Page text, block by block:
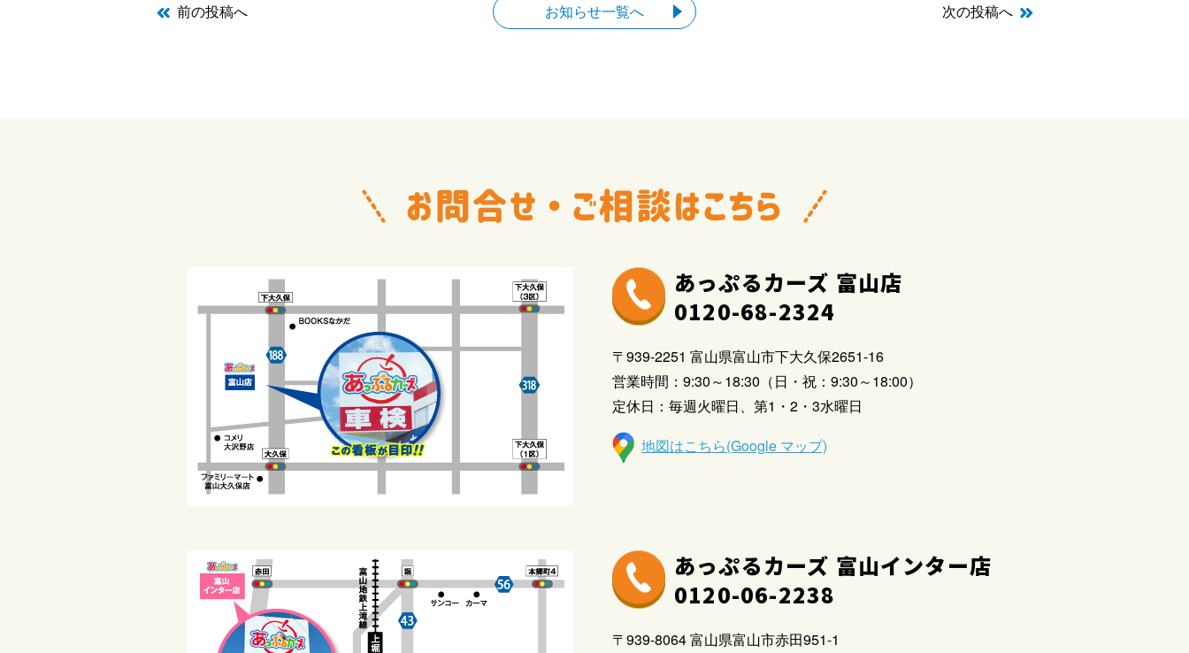
前の投稿へ お知らせ一覧へ 次の投稿へ
あっぷるカーズ 富山店
0120-68-2324
〒939-2251 富山県富山市下大久保2651-16
営業時間：9:30～18:30（日・祝：9:30～18:00）
定休日：毎週火曜日、第1・2・3水曜日
地図はこちら(Google マップ)
あっぷるカーズ 富山インター店
0120-06-2238
〒939-8064 富山県富山市赤田951-1